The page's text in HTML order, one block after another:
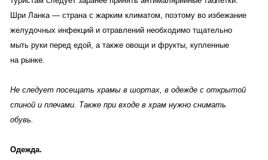
Шри Ланка — страна с жарким климатом, поэтому во избежание
желудочных инфекций и отравлений необходимо тщательно
мыть руки перед едой, а также овощи и фрукты, купленные
на рынке.
Не следует посещать храмы в шортах, в одежде с открытой
спиной и плечами. Также при входе в храм нужно снимать
обувь.
Одежда.